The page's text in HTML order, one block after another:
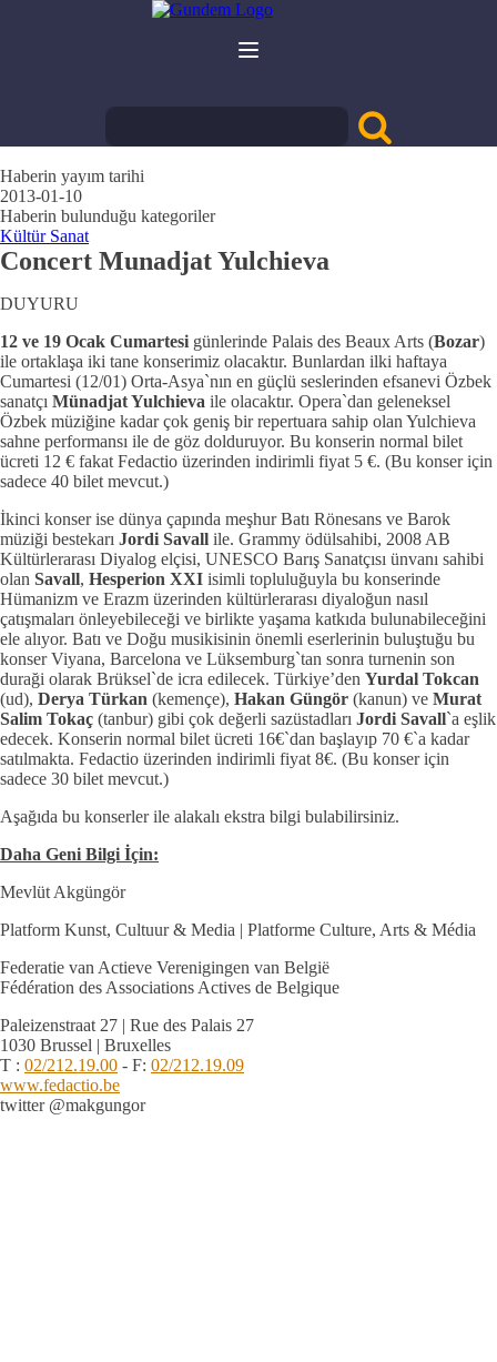
Haberin yayım tarihi
2013-01-10
Haberin bulunduğu kategoriler
Kültür Sanat
Concert Munadjat Yulchieva
DUYURU
12 ve 19 Ocak Cumartesi günlerinde Palais des Beaux Arts (Bozar)
ile ortaklaşa iki tane konserimiz olacaktır. Bunlardan ilki haftaya
Cumartesi (12/01) Orta-Asya`nın en güçlü seslerinden efsanevi Özbek
sanatçı Münadjat Yulchieva ile olacaktır. Opera`dan geleneksel
Özbek müziğine kadar çok geniş bir repertuara sahip olan Yulchieva
sahne performansı ile de göz dolduruyor. Bu konserin normal bilet
ücreti 12 € fakat Fedactio üzerinden indirimli fiyat 5 €. (Bu konser için
sadece 40 bilet mevcut.)
İkinci konser ise dünya çapında meşhur Batı Rönesans ve Barok
müziği bestekarı Jordi Savall ile. Grammy ödülsahibi, 2008 AB
Kültürlerarası Diyalog elçisi, UNESCO Barış Sanatçısı ünvanı sahibi
olan Savall, Hesperion XXI isimli topluluğuyla bu konserinde
Hümanizm ve Erazm üzerinden kültürlerarası diyaloğun nasıl
çatışmaları önleyebileceği ve birlikte yaşama katkıda bulunabileceğini
ele alıyor. Batı ve Doğu musikisinin önemli eserlerinin buluştuğu bu
konser Viyana, Barcelona ve Lüksemburg`tan sonra turnenin son
duraği olarak Brüksel`de icra edilecek. Türkiye’den Yurdal Tokcan
(ud), Derya Türkan (kemençe), Hakan Güngör (kanun) ve Murat
Salim Tokaç (tanbur) gibi çok değerli sazüstadları Jordi Savall`a eşlik
edecek. Konserin normal bilet ücreti 16€`dan başlayıp 70 €`a kadar
satılmakta. Fedactio üzerinden indirimli fiyat 8€. (Bu konser için
sadece 30 bilet mevcut.)
Aşağıda bu konserler ile alakalı ekstra bilgi bulabilirsiniz.
Daha Geni Bilgi İçin:
Mevlüt Akgüngör
Platform Kunst, Cultuur & Media | Platforme Culture, Arts & Média
Federatie van Actieve Verenigingen van België
Fédération des Associations Actives de Belgique
Paleizenstraat 27 | Rue des Palais 27
1030 Brussel | Bruxelles
T : 02/212.19.00 - F: 02/212.19.09
www.fedactio.be
twitter @makgungor